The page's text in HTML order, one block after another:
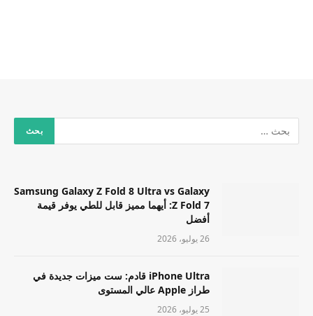
Samsung Galaxy Z Fold 8 Ultra vs Galaxy
Z Fold 7: أيهما مميز قابل للطي يوفر قيمة
أفضل
26 يوليو، 2026
iPhone Ultra قادم: ست ميزات جديدة في
طراز Apple عالي المستوى
25 يوليو، 2026